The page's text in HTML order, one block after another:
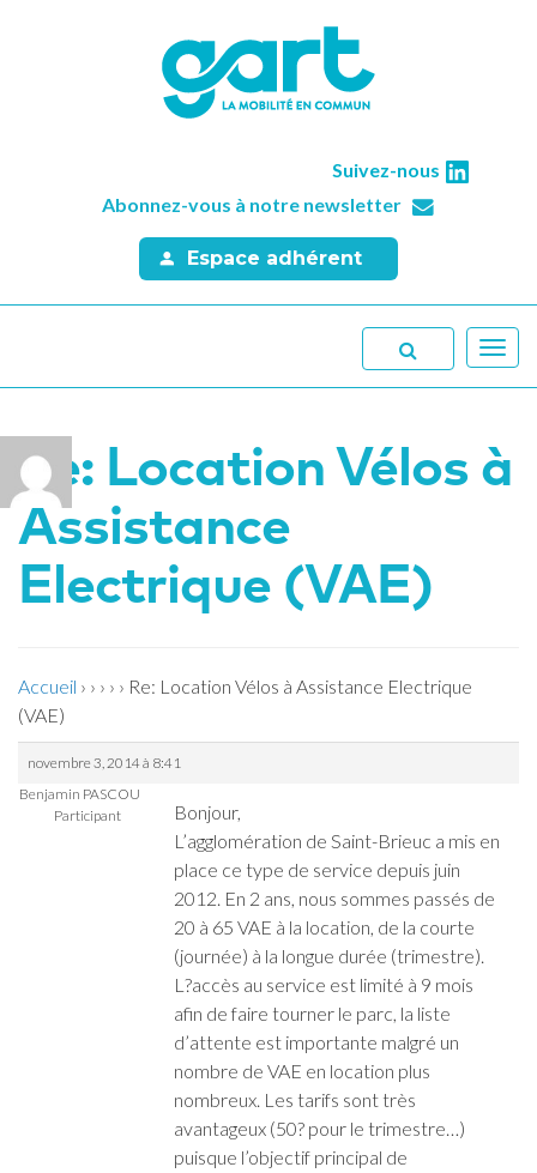
Suivez-nous
Abonnez-vous à notre newsletter
Espace adhérent
Re: Location Vélos à
Assistance
Electrique (VAE)
Accueil › › › › › Re: Location Vélos à Assistance Electrique
(VAE)
novembre 3, 2014 à 8:41
Benjamin PASCOU
Participant
Bonjour,
L’agglomération de Saint-Brieuc a mis en
place ce type de service depuis juin
2012. En 2 ans, nous sommes passés de
20 à 65 VAE à la location, de la courte
(journée) à la longue durée (trimestre).
L?accès au service est limité à 9 mois
afin de faire tourner le parc, la liste
d’attente est importante malgré un
nombre de VAE en location plus
nombreux. Les tarifs sont très
avantageux (50? pour le trimestre…)
puisque l’objectif principal de